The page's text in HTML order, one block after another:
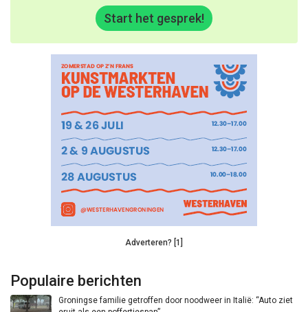
Start het gesprek!
Adverteren? [1]
Populaire berichten
Groningse familie getroffen door noodweer in Italië: “Auto ziet